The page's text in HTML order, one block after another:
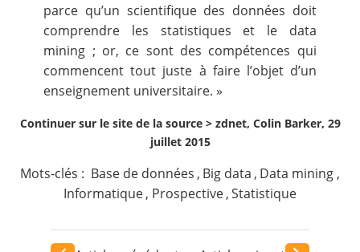
parce qu’un scientifique des données doit
comprendre les statistiques et le data
mining ; or, ce sont des compétences qui
commencent tout juste à faire l’objet d’un
enseignement universitaire. »
Continuer sur le site de la source > zdnet, Colin Barker, 29
juillet 2015
Mots-clés : Base de données , Big data , Data mining ,
Informatique, Prospective ,Statistique